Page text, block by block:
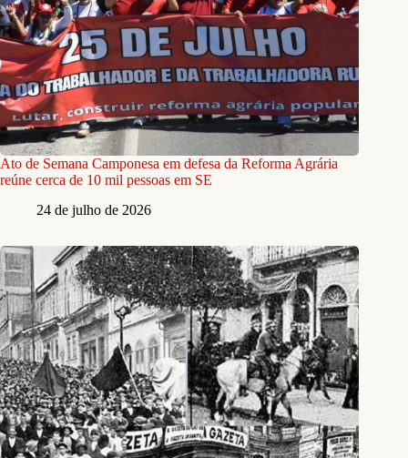
Ato de Semana Camponesa em defesa da Reforma Agrária
reúne cerca de 10 mil pessoas em SE
24 de julho de 2026